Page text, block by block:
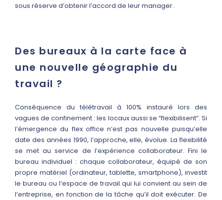
sous réserve d’obtenir l’accord de leur manager.
Des bureaux à la carte face à
une nouvelle géographie du
travail ?
Conséquence du télétravail à 100% instauré lors des
vagues de confinement : les locaux aussi se “flexibilisent”. Si
l’émergence du flex office n’est pas nouvelle puisqu’elle
date des années 1990, l’approche, elle, évolue. La flexibilité
se met au service de l’expérience collaborateur. Fini le
bureau individuel : chaque collaborateur, équipé de son
propre matériel (ordinateur, tablette, smartphone), investit
le bureau ou l’espace de travail qui lui convient au sein de
l’entreprise, en fonction de la tâche qu’il doit exécuter. De